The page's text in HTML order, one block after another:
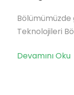
Bölümümüzde
Teknolojileri
Devamını Oku